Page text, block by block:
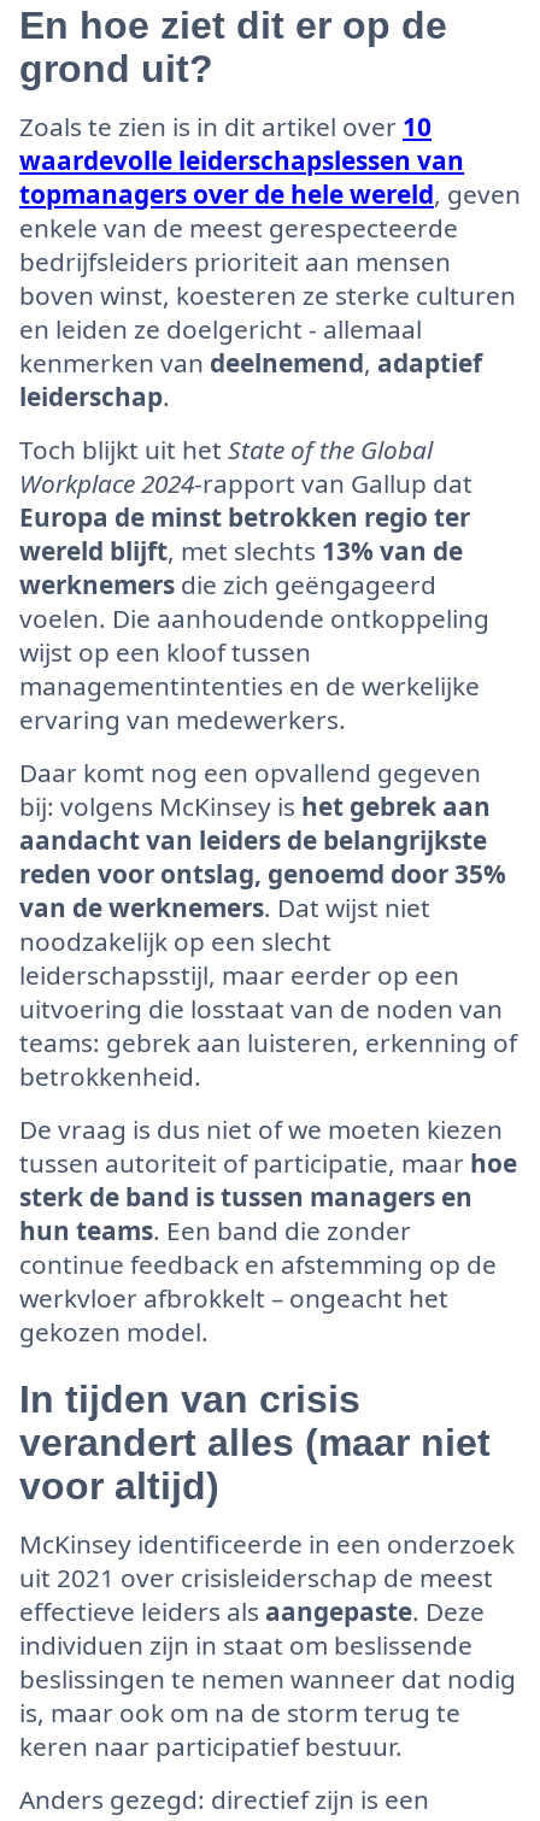
En hoe ziet dit er op de
grond uit?
Zoals te zien is in dit artikel over 10
waardevolle leiderschapslessen van
topmanagers over de hele wereld, geven
enkele van de meest gerespecteerde
bedrijfsleiders prioriteit aan mensen
boven winst, koesteren ze sterke culturen
en leiden ze doelgericht - allemaal
kenmerken van deelnemend, adaptief
leiderschap.
Toch blijkt uit het State of the Global
Workplace 2024-rapport van Gallup dat
Europa de minst betrokken regio ter
wereld blijft, met slechts 13% van de
werknemers die zich geëngageerd
voelen. Die aanhoudende ontkoppeling
wijst op een kloof tussen
managementintenties en de werkelijke
ervaring van medewerkers.
Daar komt nog een opvallend gegeven
bij: volgens McKinsey is het gebrek aan
aandacht van leiders de belangrijkste
reden voor ontslag, genoemd door 35%
van de werknemers. Dat wijst niet
noodzakelijk op een slecht
leiderschapsstijl, maar eerder op een
uitvoering die losstaat van de noden van
teams: gebrek aan luisteren, erkenning of
betrokkenheid.
De vraag is dus niet of we moeten kiezen
tussen autoriteit of participatie, maar hoe
sterk de band is tussen managers en
hun teams. Een band die zonder
continue feedback en afstemming op de
werkvloer afbrokkelt – ongeacht het
gekozen model.
In tijden van crisis
verandert alles (maar niet
voor altijd)
McKinsey identificeerde in een onderzoek
uit 2021 over crisisleiderschap de meest
effectieve leiders als aangepaste. Deze
individuen zijn in staat om beslissende
beslissingen te nemen wanneer dat nodig
is, maar ook om na de storm terug te
keren naar participatief bestuur.
Anders gezegd: directief zijn is een